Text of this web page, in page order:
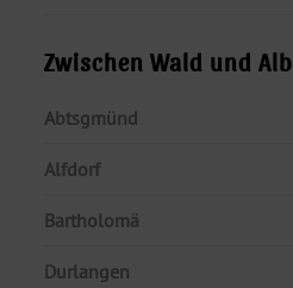
Zwischen Wald und Alb
Abtsgmünd
Alfdorf
Bartholomä
Durlangen